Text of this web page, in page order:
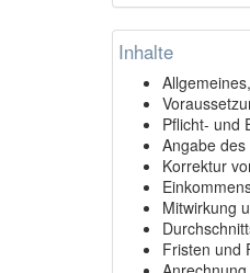
Inhalte
Pflicht- und
Angabe
Korrektur
Mitwirkung
Fristen und